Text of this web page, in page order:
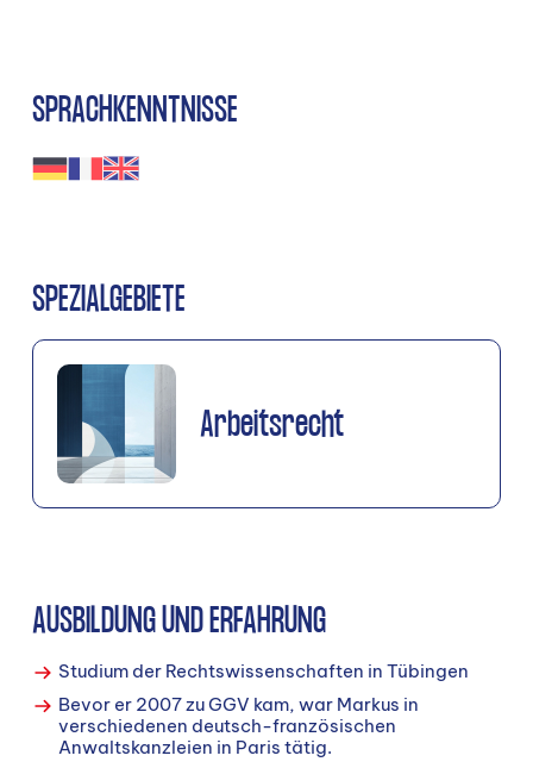
SPRACHKENNTNISSE
SPEZIALGEBIETE
Arbeitsrecht
AUSBILDUNG UND ERFAHRUNG
Studium der Rechtswissenschaften in Tübingen
Bevor er 2007 zu GGV kam, war Markus in
verschiedenen deutsch-französischen
Anwaltskanzleien in Paris tätig.